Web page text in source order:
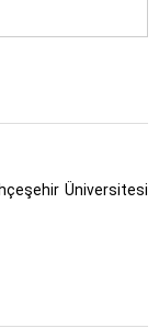
Üniversitesi